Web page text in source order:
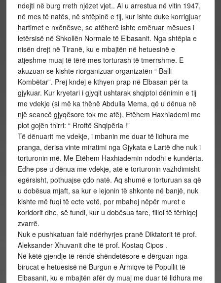
ndejti në burg rreth njëzet vjet.. Ai u arrestua në vitin 1947,
në mes të natës, në shtëpinë e tij, kur ishte duke korrigjuar
hartimet e nxënësve, se atëherë ishte emëruar mësues i
letërsisë në Shkollën Normale të Elbasanit. Nga shtëpia e
nisën drejt në Tiranë, ku e mbajtën në hetuesinë e
atjeshme muaj të tërë mes torturash të tmerrshme. E
akuzuan se kishte riorganizuar organizatën “ Balli
Kombëtar”. Prej kndej e kthyen prap në Elbasan për ta
gjykuar. Kur kryetari i gjyqit ushtarak shqiptoi dënimin e tij
me vdekje (si më ka thënë Abdulla Mema, që u dënua në
një seancë gjyqësore tok me atë), Etëhem Haxhiademi me
plot gojën thirri: “ Rroftë Shqipëria !”
Të dënuarit me vdekje, i mbanin me duar të lidhura me
pranga, derisa vinte miratimi nga Gjykata e Lartë dhe nuk i
torturonin më. Me Etëhem Haxhiademin ndodhi e kundërta.
Edhe pse u dënua me vdekje, atë e torturonin vazhdimisht
egërsisht, pothuajse çdo natë. Aq shumë e torturuan sa që
u dobësua mjaft, sa kur e lejonin të shkonte në banjë, nuk
kishte më fuqi të ecte vetë, por mbahej nëpër muret e
koridorit dhe, së fundi, kur u dobësua fare, filloi të tërhiqej
zvarrë.
Nuk e pushkatuan falë ndërhyrjes pranë Diktatorit të prof.
Aleksander Xhuvanit dhe të prof. Kostaq Cipos .
Në këtë gjendje të rëndë shëndetësore e dërguan nga
birucat e hetuesisë në Burgun e Armiqve të Popullit të
Elbasanit, ku e mbajtën afër dy muaj me duar të lidhura me